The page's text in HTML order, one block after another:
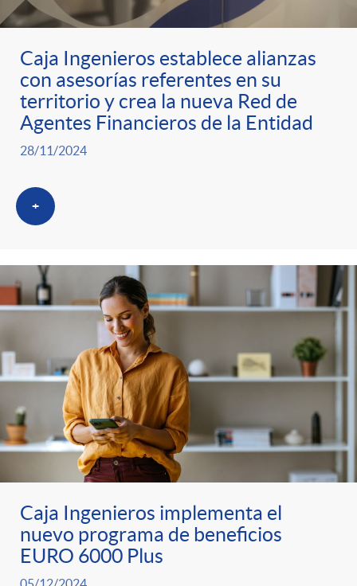
r
e
n
a
o
r
í
a
s
a
F
i
l
t
r
o
C
a
t
e
o
n
t
e
i
d
o
s
Caja Ingenieros establece alianzas
con asesorías referentes en su
territorio y crea la nueva Red de
Agentes Financieros de la Entidad
28/11/2024
+
Caja Ingenieros implementa el
nuevo programa de beneficios
EURO 6000 Plus